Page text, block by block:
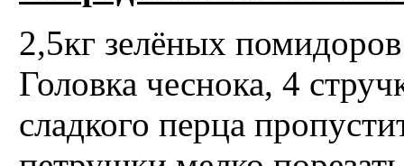
2,5кг зелёных
Головка чеснока, 4
сладкого перца